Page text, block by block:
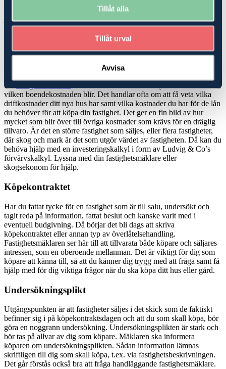
Tillåt alla
Tillåt urval
Avvisa
planer? Vi har experter på skatterätt, ekonomi, rådgivning och
juridik, som kan hjälpa dig att hitta den bästa möjliga lösningen när
du ska köpaskogeller jordbruk-/lantbruksfastighet.
Köp- och investeringskalkyler
Köper du en mindre fastighet, en så kallad avstyckad gård där det
din
vilken boendekostnaden blir. Det handlar ofta om att få veta vilka
driftkostnader ditt nya hus har samt vilka kostnader du har för de lån
du behöver för att köpa din fastighet. Det ger en fin bild av hur
mycket som blir över till övriga kostnader som krävs för en dräglig
tillvaro. Är det en större fastighet som säljes, eller flera fastigheter,
där skog och mark är det som utgör värdet av fastigheten. Då kan du
behöva hjälp med en investeringskalkyl i form av Ludvig & Co’s
förvärvskalkyl. Lyssna med din fastighetsmäklare eller
skogsekonom för hjälp.
Köpekontraktet
Har du fattat tycke för en fastighet som är till salu, undersökt och
tagit reda på information, fattat beslut och kanske varit med i
eventuell budgivning. Då börjar det bli dags att skriva
köpekontraktet eller annan typ av överlåtelsehandling.
Fastighetsmäklaren ser här till att tillvarata både köpare och säljares
intressen, som en oberoende mellanman. Det är viktigt för dig som
köpare att känna till, så att du känner dig trygg med att fråga samt få
hjälp med för dig viktiga frågor när du ska köpa ditt hus eller gård.
Undersökningsplikt
Utgångspunkten är att fastigheter säljes i det skick som de faktiskt
befinner sig i på köpekontraktsdagen och att du som skall köpa, bör
göra en noggrann undersökning. Undersökningsplikten är stark och
bör tas på allvar av dig som köpare. Mäklaren ska informera
köparen om undersökningsplikten. Sådan information lämnas
skriftligen till dig som skall köpa, t.ex. via fastighetsbeskrivningen.
Det går förstås också bra att fråga handläggande fastighetsmäklare.